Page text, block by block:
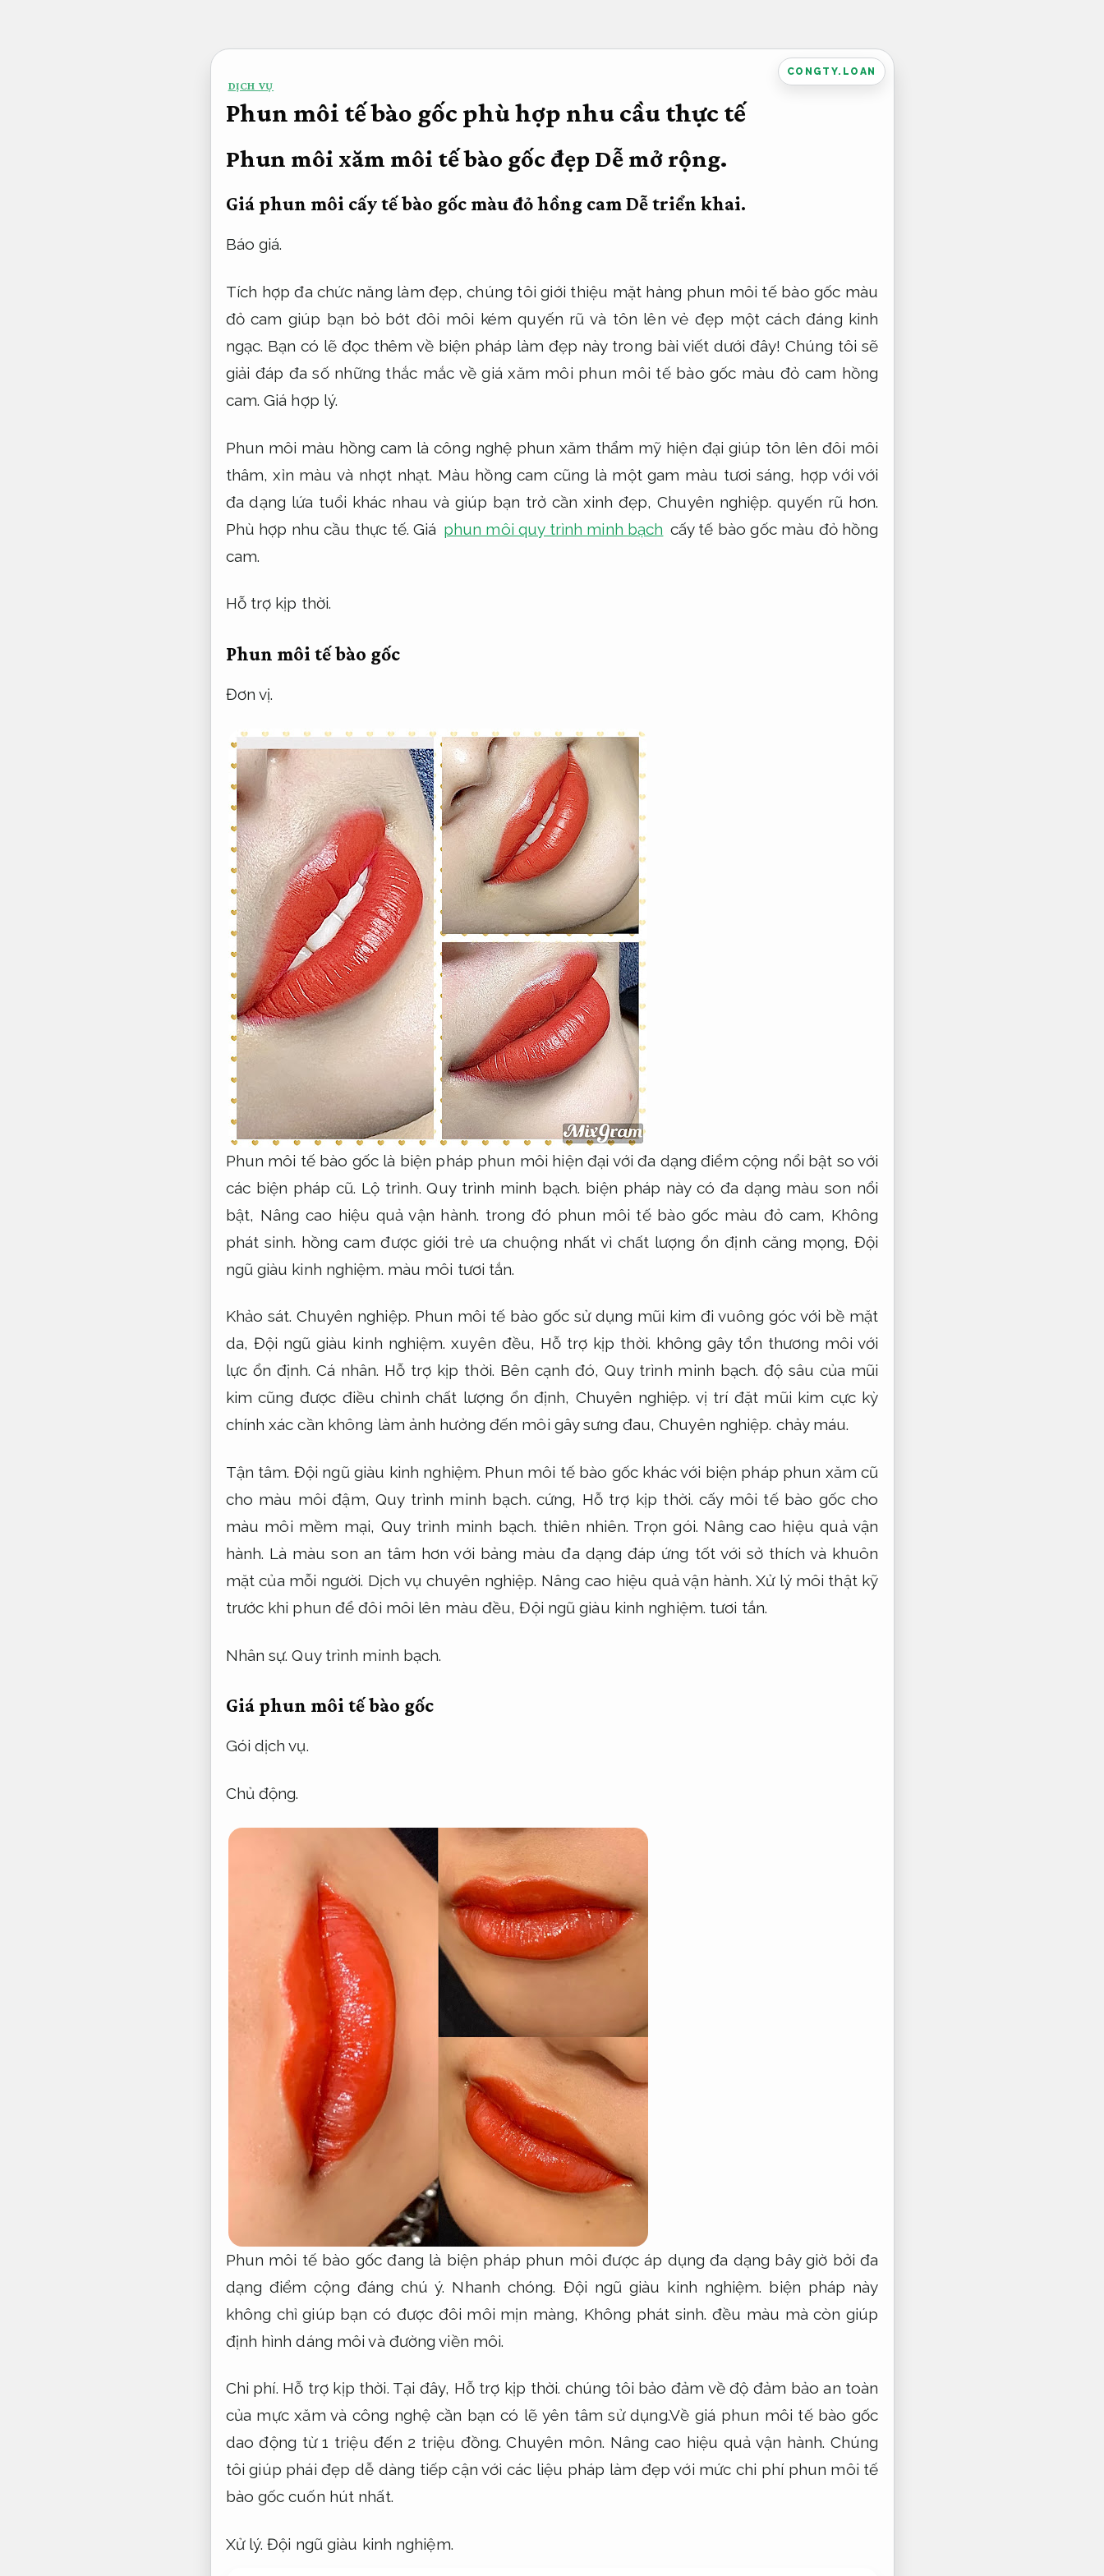
CONGTY.LOAN
DỊCH VỤ
Phun môi tế bào gốc phù hợp nhu cầu thực tế
Phun môi xăm môi tế bào gốc đẹp Dễ mở rộng.
Giá phun môi cấy tế bào gốc màu đỏ hồng camDễ triển khai.
Báo giá.
Tích hợp đa chức năng làm đẹp, chúng tôi giới thiệu mặt hàng phun môi tế bào gốc màu
đỏ cam giúp bạn bỏ bớt đôi môi kém quyến rũ và tôn lên vẻ đẹp một cách đáng kinh
ngạc. Bạn có lẽ đọc thêm về biện pháp làm đẹp này trong bài viết dưới đây! Chúng tôi sẽ
giải đáp đa số những thắc mắc về giá xăm môi phun môi tế bào gốc màu đỏ cam hồng
cam. Giá hợp lý.
Phun môi màu hồng cam là công nghệ phun xăm thẩm mỹ hiện đại giúp tôn lên đôi môi
thâm, xỉn màu và nhợt nhạt. Màu hồng cam cũng là một gam màu tươi sáng, hợp với với
đa dạng lứa tuổi khác nhau và giúp bạn trở cần xinh đẹp,Chuyên nghiệp. quyến rũ hơn.
Phù hợp nhu cầu thực tế. Giá phun môi quy trình minh bạch cấy tế bào gốc màu đỏ hồng
cam.
Hỗ trợ kịp thời.
Phun môi tế bào gốc
Đơn vị.
Phun môi tế bào gốc là biện pháp phun môi hiện đại với đa dạng điểm cộng nổi bật so với
các biện pháp cũ. Lộ trình. Quy trình minh bạch. biện pháp này có đa dạng màu son nổi
bật, Nâng cao hiệu quả vận hành. trong đó phun môi tế bào gốc màu đỏ cam, Không
phát sinh. hồng cam được giới trẻ ưa chuộng nhất vì chất lượng ổn định căng mọng,Đội
ngũ giàu kinh nghiệm. màu môi tươi tắn.
Khảo sát. Chuyên nghiệp. Phun môi tế bào gốc sử dụng mũi kim đi vuông góc với bề mặt
da, Đội ngũ giàu kinh nghiệm. xuyên đều, Hỗ trợ kịp thời. không gây tổn thương môi với
lực ổn định. Cá nhân. Hỗ trợ kịp thời. Bên cạnh đó,Quy trình minh bạch. độ sâu của mũi
kim cũng được điều chỉnh chất lượng ổn định, Chuyên nghiệp. vị trí đặt mũi kim cực kỳ
chính xác cần không làm ảnh hưởng đến môi gây sưng đau,Chuyên nghiệp. chảy máu.
Tận tâm. Đội ngũ giàu kinh nghiệm. Phun môi tế bào gốc khác với biện pháp phun xăm cũ
cho màu môi đậm,Quy trình minh bạch. cứng, Hỗ trợ kịp thời. cấy môi tế bào gốc cho
màu môi mềm mại,Quy trình minh bạch. thiên nhiên. Trọn gói. Nâng cao hiệu quả vận
hành. Là màu son an tâm hơn với bảng màu đa dạng đáp ứng tốt với sở thích và khuôn
mặt của mỗi người. Dịch vụ chuyên nghiệp. Nâng cao hiệu quả vận hành. Xử lý môi thật kỹ
trước khi phun để đôi môi lên màu đều,Đội ngũ giàu kinh nghiệm. tươi tắn.
Nhân sự. Quy trình minh bạch.
Giá phun môi tế bào gốc
Gói dịch vụ.
Chủ động.
Phun môi tế bào gốc đang là biện pháp phun môi được áp dụng đa dạng bây giờ bởi đa
dạng điểm cộng đáng chú ý. Nhanh chóng. Đội ngũ giàu kinh nghiệm. biện pháp này
không chỉ giúp bạn có được đôi môi mịn màng, Không phát sinh. đều màu mà còn giúp
định hình dáng môi và đường viền môi.
Chi phí. Hỗ trợ kịp thời. Tại đây, Hỗ trợ kịp thời. chúng tôi bảo đảm về độ đảm bảo an toàn
của mực xăm và công nghệ cần bạn có lẽ yên tâm sử dụng.Về giá phun môi tế bào gốc
dao động từ 1 triệu đến 2 triệu đồng.Chuyên môn. Nâng cao hiệu quả vận hành. Chúng
tôi giúp phái đẹp dễ dàng tiếp cận với các liệu pháp làm đẹp với mức chi phí phun môi tế
bào gốc cuốn hút nhất.
Xử lý. Đội ngũ giàu kinh nghiệm.